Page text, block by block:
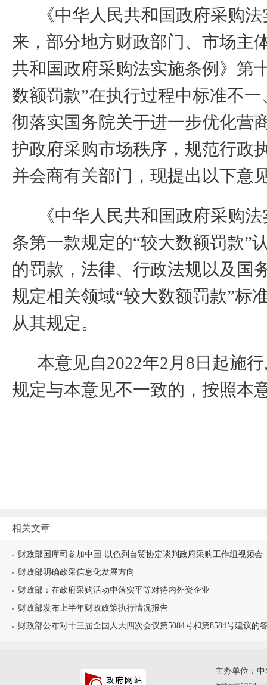
《中华人民共和国政府采购
来，部分地方财政部门、 市场主
共和国政府采购法实施条例》第
数额罚款”在执行过程中标准不
彻落实国务院关于进一步优化营
护政府采购市场秩序，规范行政
并会商有关部门，现提出以下意
《中华人民共和国政府采购
条第一款规定的“较大数额罚款”
的罚款 ， 法律、行政法规以及 国
规定相关领域“较大数额罚款”标
从其规定。
本意见自2022年2 月 8 日起施行
规定与本意见不一致的，按照本
相关文章
财政部国库司参加中国-以色列自贸协定谈判政府采购工作组视频会
财政部明确政采信息化发展方向
财政部：在政府采购活动中落实平等对待内外资企业
财政部发布上半年财政政策执行情况报告
财政部公布对十三届全国人大四次会议第5084号和第8584号建议的
主办单位：